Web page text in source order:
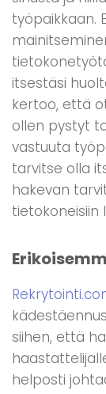
työpaikkaan.
itsestäsi
kertoo, että
ollen pystyt
vastuuta
tarvitse olla
hakevan
tietokoneisiin
siihen, että
helposti